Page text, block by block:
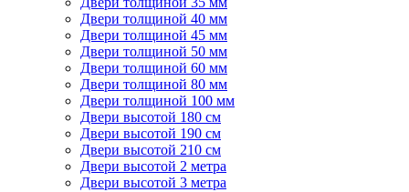
Двери толщиной 40 мм
Двери толщиной 45 мм
Двери толщиной 50 мм
Двери толщиной 60 мм
Двери толщиной 80 мм
Двери толщиной 100 мм
Двери высотой 180 см
Двери высотой 190 см
Двери высотой 210 см
Двери высотой 2 метра
Двери высотой 3 метра